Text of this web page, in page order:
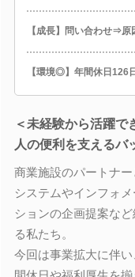
【成長】問い合わせ⇒
【環境◎】年間休日126
＜未経験から活躍
人の便利を支えるバ
商業施設のパートナ
システムやインフォ
ションの企画提案な
る私たち。
今回は事業拡大に伴